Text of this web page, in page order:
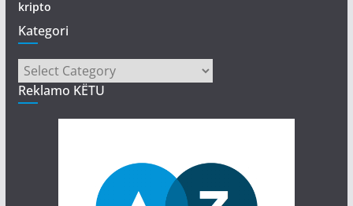
kripto
Kategori
Kategori
Reklamo KËTU